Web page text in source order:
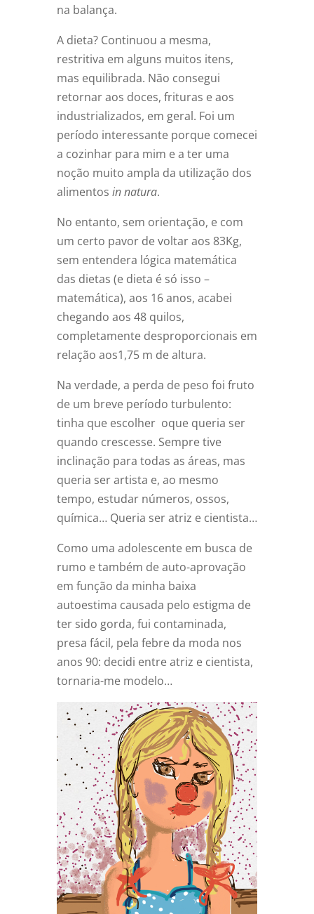
na balança.
A dieta? Continuou a mesma,
restritiva em alguns muitos itens,
mas equilibrada. Não consegui
retornar aos doces, frituras e aos
industrializados, em geral. Foi um
período interessante porque comecei
a cozinhar para mim e a ter uma
noção muito ampla da utilização dos
alimentos in natura.
No entanto, sem orientação, e com
um certo pavor de voltar aos 83Kg,
sem entendera lógica matemática
das dietas (e dieta é só isso –
matemática), aos 16 anos, acabei
chegando aos 48 quilos,
completamente desproporcionais em
relação aos1,75 m de altura.
Na verdade, a perda de peso foi fruto
de um breve período turbulento:
tinha que escolher oque queria ser
quando crescesse. Sempre tive
inclinação para todas as áreas, mas
queria ser artista e, ao mesmo
tempo, estudar números, ossos,
química… Queria ser atriz e cientista…
Como uma adolescente em busca de
rumo e também de auto-aprovação
em função da minha baixa
autoestima causada pelo estigma de
ter sido gorda, fui contaminada,
presa fácil, pela febre da moda nos
anos 90: decidi entre atriz e cientista,
tornaria-me modelo…